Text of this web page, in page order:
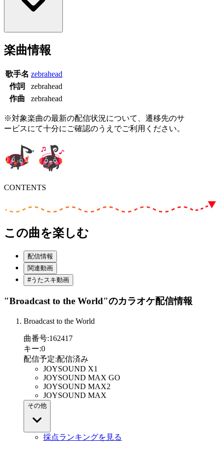
楽曲情報
歌手名 zebrahead
作詞
zebrahead
作曲
zebrahead
※対象楽曲の最新の配信状況について、遷移先のサ
ービスにて十分にご確認のうえでご利用ください。
CONTENTS
この曲を楽しむ
配信情報
関連動画
#うたスキ動画
"Broadcast to the World"のカラオケ配信情報
Broadcast to the World
曲番号:162417
キー:0
配信予定:配信済み
JOYSOUND X1
JOYSOUND MAX GO
JOYSOUND MAX2
JOYSOUND MAX
その他
採点ランキングを見る